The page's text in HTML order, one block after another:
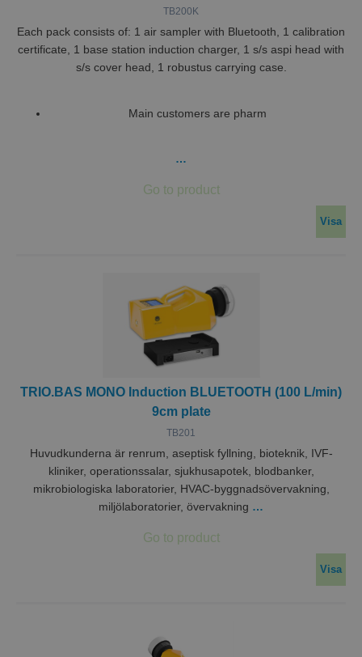
TB200K
Each pack consists of: 1 air sampler with Bluetooth, 1 calibration
certificate, 1 base station induction charger, 1 s/s aspi head with
s/s cover head, 1 robustus carrying case.
Main customers are pharm
…
Visa
TRIO.BAS MONO Induction BLUETOOTH (100 L/min)
9cm plate
TB201
Huvudkunderna är renrum, aseptisk fyllning, bioteknik, IVF-
kliniker, operationssalar, sjukhusapotek, blodbanker,
mikrobiologiska laboratorier, HVAC-byggnadsövervakning,
miljölaboratorier, övervakning …
Visa